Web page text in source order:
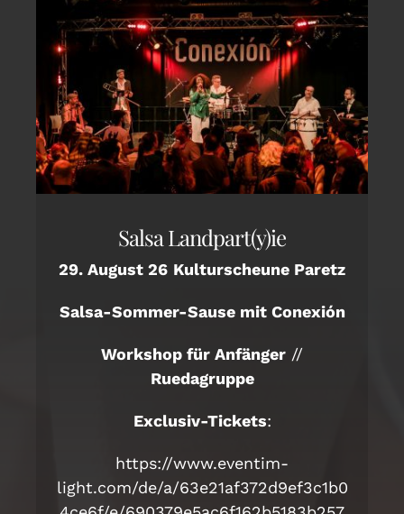
Salsa Landpart(y)ie
29. August 26 Kulturscheune Paretz
Salsa-Sommer-Sause mit Conexión
Workshop für Anfänger //
Ruedagruppe
Exclusiv-Tickets:
https://www.eventim-
light.com/de/a/63e21af372d9ef3c1b0